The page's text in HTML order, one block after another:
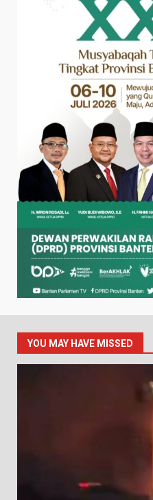
YOU MAY HAVE MISSED